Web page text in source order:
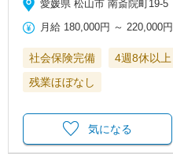
愛媛県 松山市 南斎院町19-5
月給 180,000円 ～ 220,000円
社会保険完備 4週8休以上
残業ほぼなし
気になる